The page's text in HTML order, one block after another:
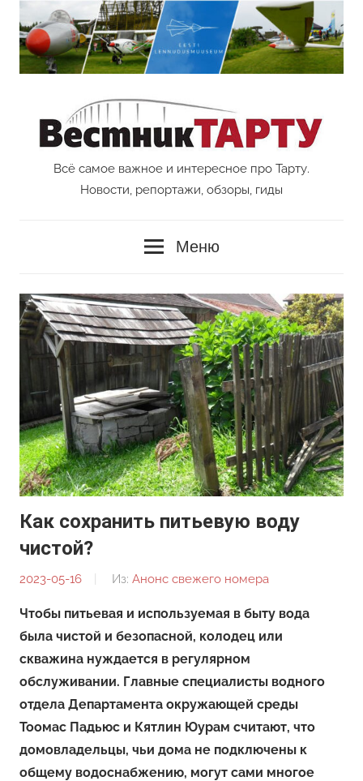
Перейти
содержимому
Vestnik
Всё самое важное и интересное про Тарту.
Новости, репортажи, обзоры, гиды
Меню
Как сохранить питьевую воду
чистой?
2023-05-16
От:
Из: Анонс свежего номера
Чтобы питьевая и используемая в быту вода
была чистой и безопасной, колодец или
скважина нуждается в регулярном
обслуживании. Главные специалисты водного
отдела Департамента окружающей среды
Тоомас Падьюс и Кятлин Юурам считают, что
домовладельцы, чьи дома не подключены к
общему водоснабжению, могут сами многое